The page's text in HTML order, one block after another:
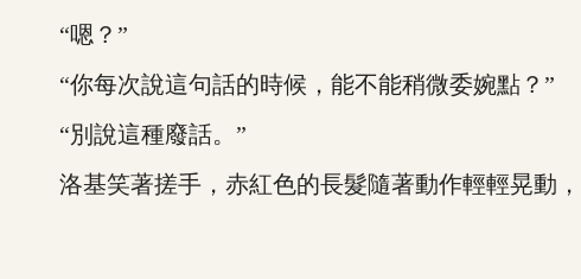
“嗯？”
“你每次說這句話的時候，能不能稍微委婉點？”
“別說這種廢話。”
洛基笑著搓手，赤紅色的長髮隨著動作輕輕晃動，